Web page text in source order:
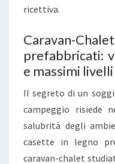
ricettiva.
Caravan-
prefabbricati:
e massimi
Il segreto di un
campeggio risiede
salubrità degli
casette in legno
caravan-chalet